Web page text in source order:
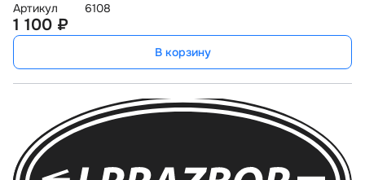
Артикул
6108
1 100 ₽
В корзину